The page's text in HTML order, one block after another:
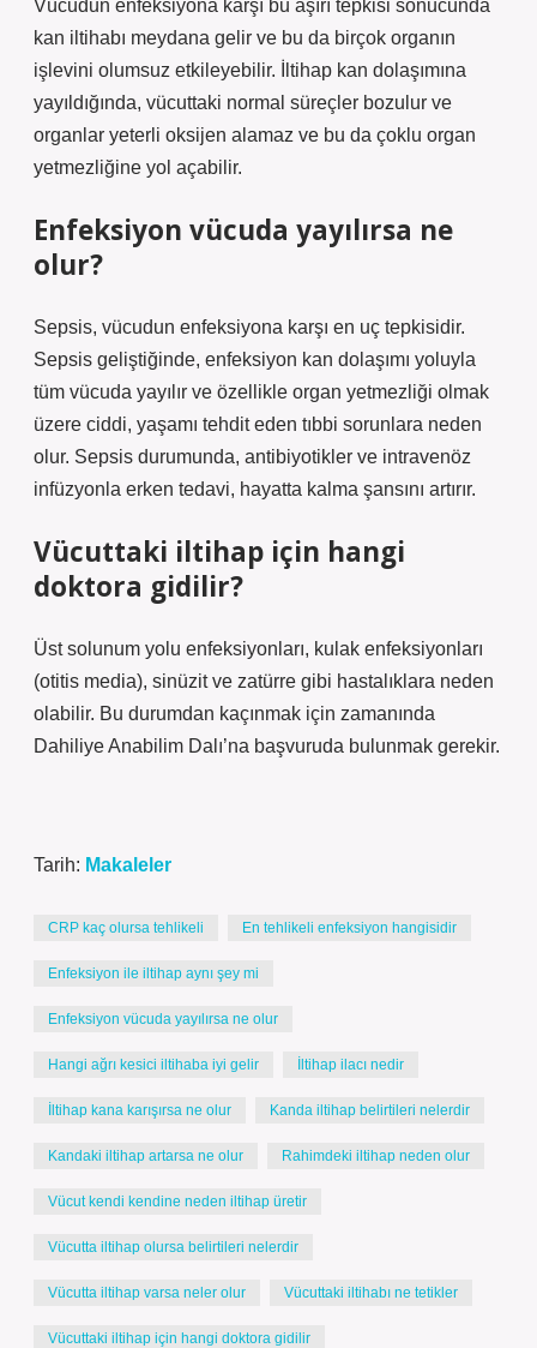
Vücudun enfeksiyona karşı bu aşırı tepkisi sonucunda
kan iltihabı meydana gelir ve bu da birçok organın
işlevini olumsuz etkileyebilir. İltihap kan dolaşımına
yayıldığında, vücuttaki normal süreçler bozulur ve
organlar yeterli oksijen alamaz ve bu da çoklu organ
yetmezliğine yol açabilir.
Enfeksiyon vücuda yayılırsa ne
olur?
Sepsis, vücudun enfeksiyona karşı en uç tepkisidir.
Sepsis geliştiğinde, enfeksiyon kan dolaşımı yoluyla
tüm vücuda yayılır ve özellikle organ yetmezliği olmak
üzere ciddi, yaşamı tehdit eden tıbbi sorunlara neden
olur. Sepsis durumunda, antibiyotikler ve intravenöz
infüzyonla erken tedavi, hayatta kalma şansını artırır.
Vücuttaki iltihap için hangi
doktora gidilir?
Üst solunum yolu enfeksiyonları, kulak enfeksiyonları
(otitis media), sinüzit ve zatürre gibi hastalıklara neden
olabilir. Bu durumdan kaçınmak için zamanında
Dahiliye Anabilim Dalı’na başvuruda bulunmak gerekir.
Tarih: Makaleler
CRP kaç olursa tehlikeli En tehlikeli enfeksiyon hangisidir
Enfeksiyon ile iltihap aynı şey mi
Enfeksiyon vücuda yayılırsa ne olur
Hangi ağrı kesici iltihaba iyi gelir İltihap ilacı nedir
İltihap kana karışırsa ne olur Kanda iltihap belirtileri nelerdir
Kandaki iltihap artarsa ne olur Rahimdeki iltihap neden olur
Vücut kendi kendine neden iltihap üretir
Vücutta iltihap olursa belirtileri nelerdir
Vücutta iltihap varsa neler olur Vücuttaki iltihabı ne tetikler
Vücuttaki iltihap için hangi doktora gidilir